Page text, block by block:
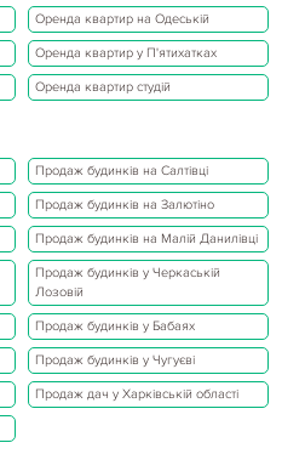
Оренда квартир на Одеській
Оренда квартир у П'ятихатках
Оренда квартир студій
Продаж будинків на Салтівці
Продаж будинків на Залютіно
Продаж будинків на Малій Данилівці
Продаж будинків у Черкаській
Лозовій
Продаж будинків у Бабаях
Продаж будинків у Чугуєві
Продаж дач у Харківській області